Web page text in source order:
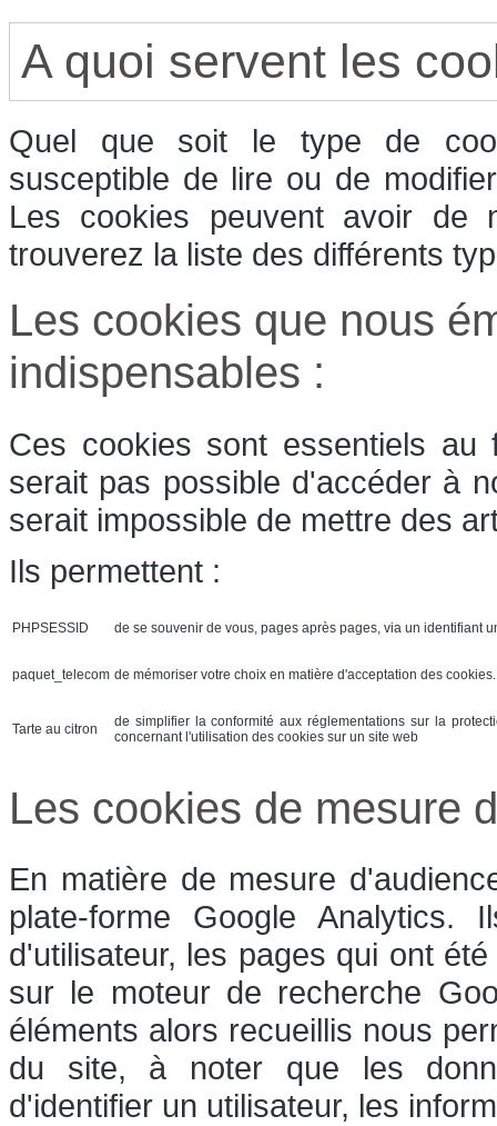
A quoi servent les
Quel que soit le type de
susceptible de lire ou de
Les cookies peuvent avoir de
trouverez la liste des différents
Les cookies que nous
indispensables :
Ces cookies sont essentiels
serait pas possible d'accéder à
serait impossible de mettre des
Ils permettent :
PHPSESSID de se souvenir de vous, pages après pages, via un identifiant
paquet_telecom de mémoriser votre choix en matière d'acceptation des
Tarte au citron
de simplifier la conformité aux réglementations sur la
concernant l'utilisation des cookies sur un site web
Les cookies de mesure
En matière de mesure
plate-forme Google Analytics.
d'utilisateur, les pages qui ont
sur le moteur de recherche
éléments alors recueillis nous
du site, à noter que les
d'identifier un utilisateur, les